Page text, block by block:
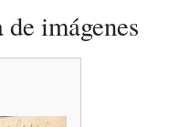
imágenes